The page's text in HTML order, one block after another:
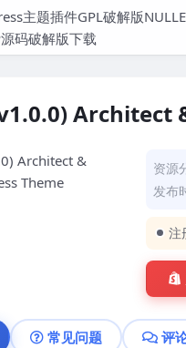
Architect
资源
发布
注
常见问题 评